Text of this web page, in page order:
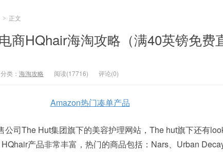
> 正文
商HQhair海淘攻略（满40英镑免费
分类： 海淘攻略 阅读(17716) 评论(0)
Amazon热门凑单产品
司The Hut集团旗下的美容护理网站，The hut旗下还有
产品非常丰富，热门的商品包括：Nars、Urban